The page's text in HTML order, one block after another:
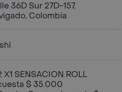
36D Sur 27D-157,
Colombia
X1 SENSACION ROLL
$ 35.000